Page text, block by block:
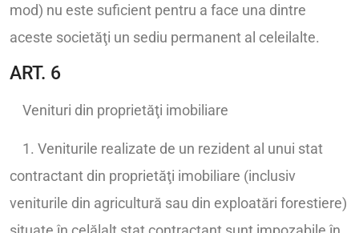
mod) nu este suficient pentru a face una dintre
aceste societăţi un sediu permanent al celeilalte.
ART. 6
Venituri din proprietăţi imobiliare
1. Veniturile realizate de un rezident al unui stat
contractant din proprietăţi imobiliare (inclusiv
veniturile din agricultură sau din exploatări forestiere)